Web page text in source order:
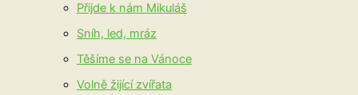
Přijde k nám Mikuláš
Sníh, led, mráz
Těšíme se na Vánoce
Volně žijící zvířata